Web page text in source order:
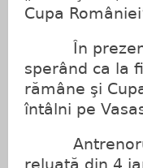
Cupa
În prezent,
sperând ca la
rămâne şi
întâlni pe
Antrenorul
reluată din 4